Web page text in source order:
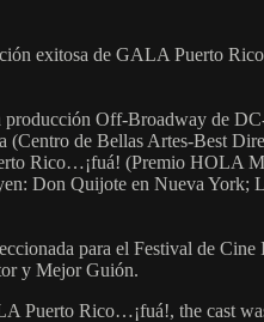
exitosa de GALA Puerto
producción Off-Broadway de
(Centro de Bellas Artes-Best
Rico…¡fuá! (Premio HOLA
Don Quijote en Nueva York;
para el Festival de Cine
y Mejor Guión.
Puerto Rico…¡fuá!, the cast